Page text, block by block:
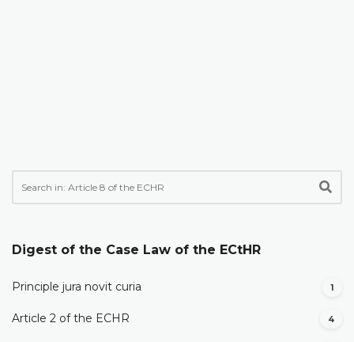
Digest of the Case Law of the ECtHR
Principle jura novit curia 1
Article 2 of the ECHR 4